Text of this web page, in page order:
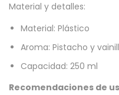
Material y detalles:
Material: Plástico
Aroma: Pistacho y
Capacidad: 250 ml
Recomendaciones de